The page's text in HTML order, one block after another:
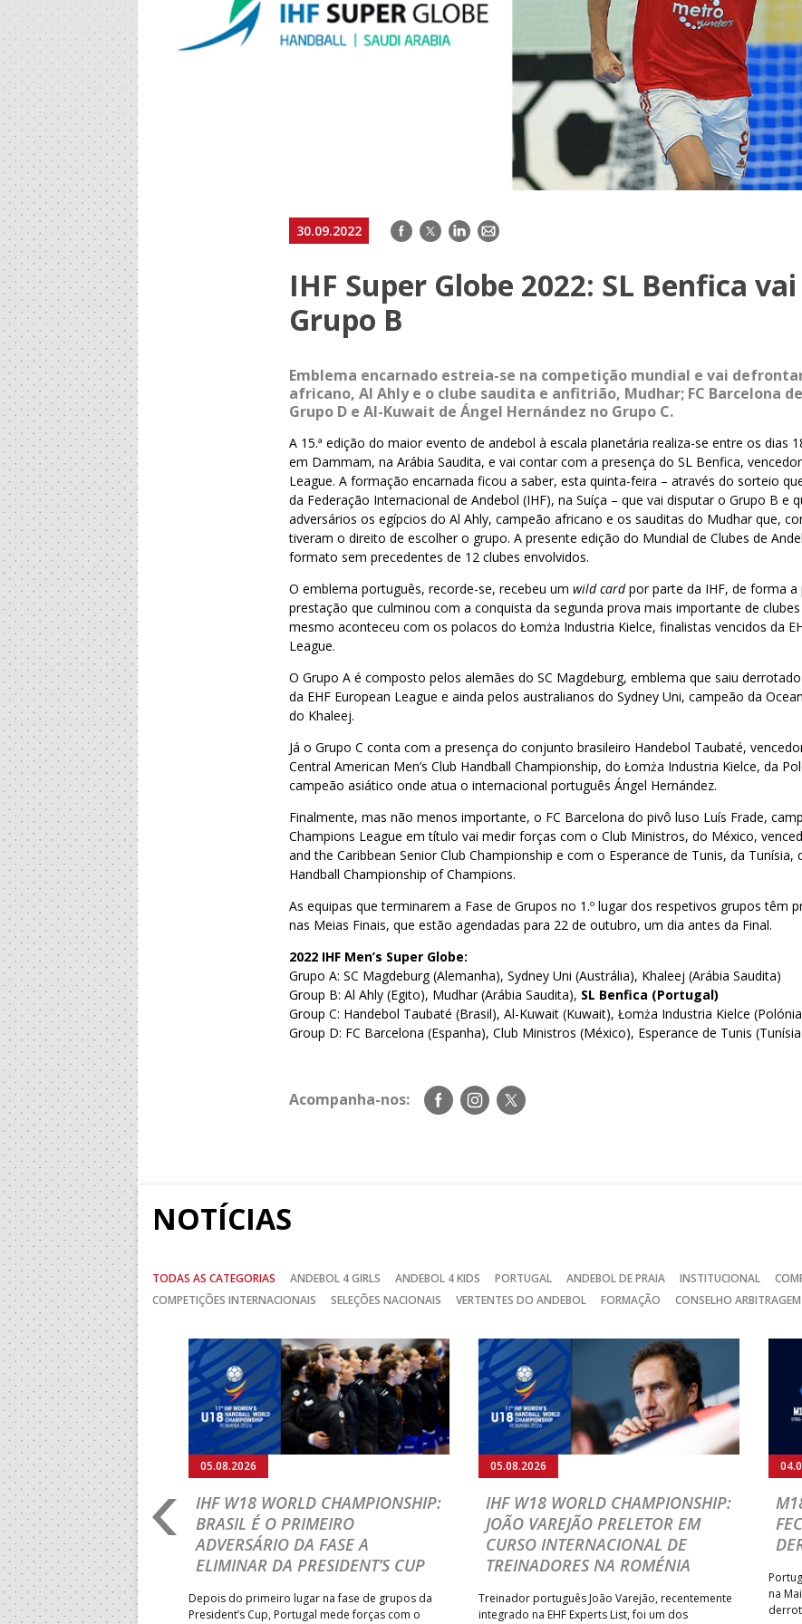
30.09.2022 Facebook
TwitterLinkedIn
E-
IHF Super Globe 2022: SL Benfica
Grupo B
Emblema encarnado estreia-se na competição mundial e vai
africano, Al Ahly e o clube saudita e anfitrião, Mudhar; FC Barcelona
Grupo D e Al-Kuwait de Ángel Hernández no Grupo C.
A 15.ª edição do maior evento de andebol à escala planetária realiza-se entre os dias
em Dammam, na Arábia Saudita, e vai contar com a presença do SL Benfica,
League. A formação encarnada ficou a saber, esta quinta-feira – através do sorteio
da Federação Internacional de Andebol (IHF), na Suíça – que vai disputar o Grupo B e
adversários os egípcios do Al Ahly, campeão africano e os sauditas do Mudhar que,
tiveram o direito de escolher o grupo. A presente edição do Mundial de Clubes de
formato sem precedentes de 12 clubes envolvidos.
O emblema português, recorde-se, recebeu umwild cardpor parte da IHF, de forma a
prestação que culminou com a conquista da segunda prova mais importante de clubes
mesmo aconteceu com os polacos do Łomża Industria Kielce, finalistas vencidos da
League.
O Grupo A é composto pelos alemães do SC Magdeburg, emblema que saiu
da EHF European League e ainda pelos australianos do Sydney Uni, campeão da
do Khaleej.
Já o Grupo C conta com a presença do conjunto brasileiro Handebol Taubaté,
Central American Men’s Club Handball Championship, do Łomża Industria Kielce, da
campeão asiático onde atua o internacional português Ángel Hernández.
Finalmente, mas não menos importante, o FC Barcelona do pivô luso Luís Frade,
Champions League em título vai medir forças com o Club Ministros, do México,
and the Caribbean Senior Club Championship e com o Esperance de Tunis, da Tunísia,
Handball Championship of Champions.
As equipas que terminarem a Fase de Grupos no 1.º lugar dos respetivos grupos têm
nas Meias Finais, que estão agendadas para 22 de outubro, um dia antes da Final.
2022 IHF Men’s Super Globe:
Grupo A: SC Magdeburg (Alemanha), Sydney Uni (Austrália), Khaleej (Arábia Saudita)
Group B: Al Ahly (Egito), Mudhar (Arábia Saudita), SL Benfica (Portugal)
Group C: Handebol Taubaté (Brasil), Al-Kuwait (Kuwait), Łomża Industria Kielce
Group D: FC Barcelona (Espanha), Club Ministros (México), Esperance de Tunis
Acompanha-nos:
Siga-
nos
Siga-
nos
Siga-
nos
NOTÍCIAS
TODAS AS CATEGORIAS ANDEBOL 4 GIRLS ANDEBOL 4 KIDS PORTUGAL ANDEBOL DE PRAIA INSTITUCIONAL
COMPETIÇÕES INTERNACIONAIS
SELEÇÕES NACIONAIS VERTENTES DO ANDEBOL FORMAÇÃO CONSELHO ARBITRAGEM
2026: PORTUGAL
AOS
À SUÉCIA
18 volta a entrar em campo
11h00 (hora portuguesa),
naquele que será o
05.08.2026
IHF W18 WORLD CHAMPIONSHIP:
BRASIL É O PRIMEIRO
ADVERSÁRIO DA FASE A
ELIMINAR DA PRESIDENT’S CUP
Depois do primeiro lugar na fase de grupos da
President’s Cup, Portugal mede forças com o
05.08.2026
IHF W18 WORLD CHAMPIONSHIP:
JOÃO VAREJÃO PRELETOR EM
CURSO INTERNACIONAL DE
TREINADORES NA ROMÉNIA
Treinador português João Varejão, recentemente
integrado na EHF Experts List, foi um dos
na
Anterior